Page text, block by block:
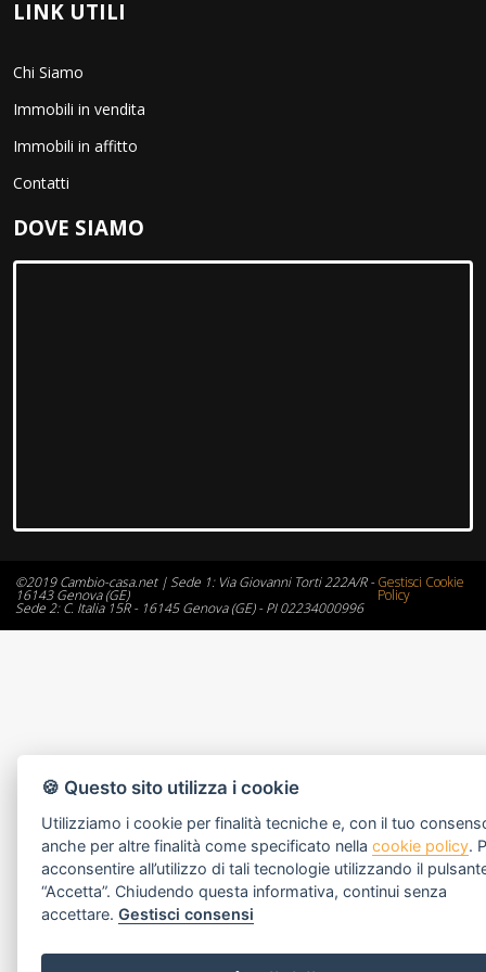
di legge. Per l'integrazione occorre vantare un interesse.
L'opposizione può essere sempre esercitata nei riguardi del
LINK UTILI
Chi Siamo
Immobili in vendita
Immobili in affitto
Contatti
DOVE SIAMO
©2019 Cambio-casa.net | Sede 1: Via Giovanni Torti 222A/R -
16143 Genova (GE)
Sede 2: C. Italia 15R - 16145 Genova (GE) - PI 02234000996
Gestisci Cookie
Policy
🍪 Questo sito utilizza i cookie
Utilizziamo i cookie per finalità tecniche e, con il tuo
anche per altre finalità come specificato nellacookie policy.
acconsentire all’utilizzo di tali tecnologie utilizzando il
“Accetta”. Chiudendo questa informativa, continui senza
accettare.Gestisci consensi